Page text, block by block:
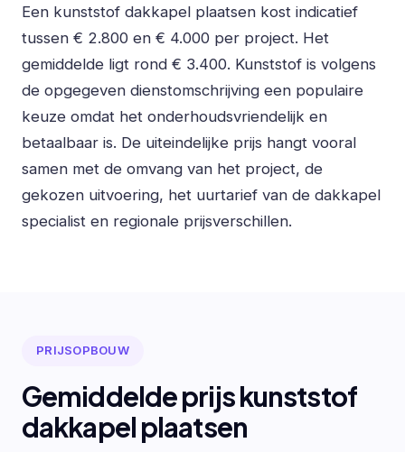
Een kunststof dakkapel plaatsen kost indicatief
tussen € 2.800 en € 4.000 per project. Het
gemiddelde ligt rond € 3.400. Kunststof is volgens
de opgegeven dienstomschrijving een populaire
keuze omdat het onderhoudsvriendelijk en
betaalbaar is. De uiteindelijke prijs hangt vooral
samen met de omvang van het project, de
gekozen uitvoering, het uurtarief van de dakkapel
specialist en regionale prijsverschillen.
PRIJSOPBOUW
Gemiddelde prijs kunststof
dakkapel plaatsen